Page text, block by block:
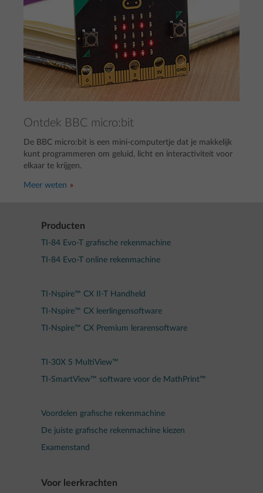
Ontdek BBC micro:bit
De BBC micro:bit is een mini-computertje dat je makkelijk
kunt programmeren om geluid, licht en interactiviteit voor
elkaar te krijgen.
Meer weten
Producten
TI-84 Evo-T grafische rekenmachine
TI-84 Evo-T online rekenmachine
TI-Nspire™ CX II-T Handheld
TI-Nspire™ CX leerlingensoftware
TI-Nspire™ CX Premium lerarensoftware
TI-30X S MultiView™
TI-SmartView™ software voor de MathPrint™
Voordelen grafische rekenmachine
De juiste grafische rekenmachine kiezen
Examenstand
Voor leerkrachten